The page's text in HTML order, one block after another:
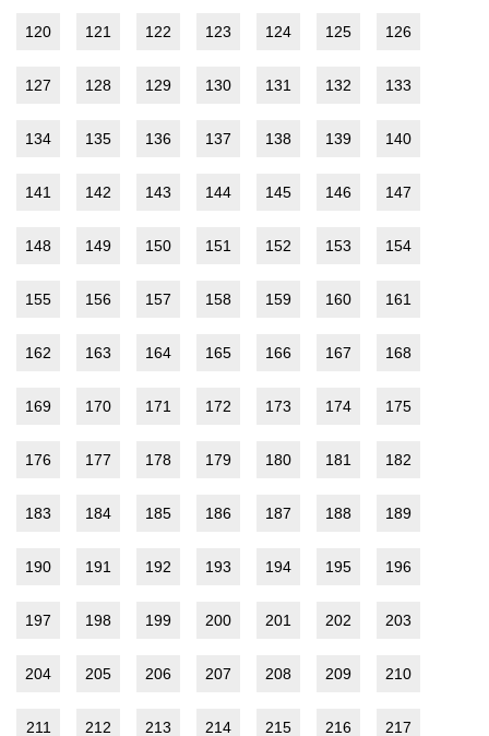
120 121 122 123 124 125 126
127 128 129 130 131 132 133
134 135 136 137 138 139 140
141 142 143 144 145 146 147
148 149 150 151 152 153 154
155 156 157 158 159 160 161
162 163 164 165 166 167 168
169 170 171 172 173 174 175
176 177 178 179 180 181 182
183 184 185 186 187 188 189
190 191 192 193 194 195 196
197 198 199 200 201 202 203
204 205 206 207 208 209 210
211 212 213 214 215 216 217